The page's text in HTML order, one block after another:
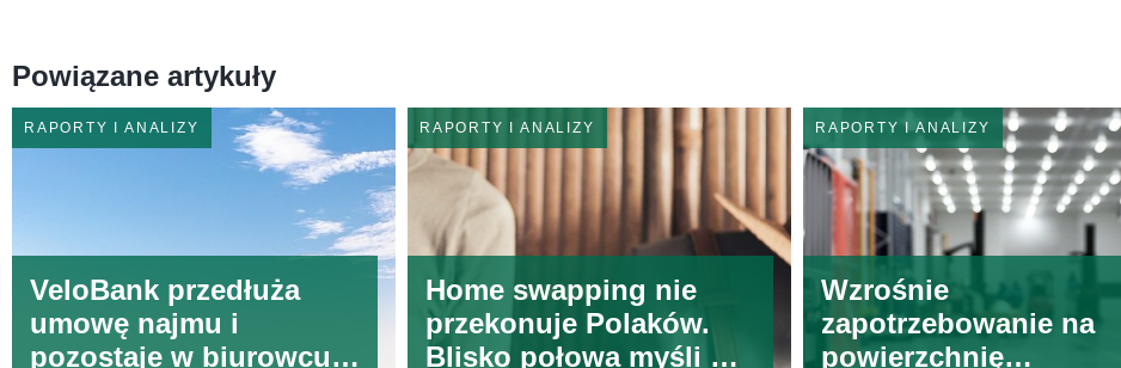
Powiązane artykuły
RAPORTY I ANALIZY
VeloBank przedłuża
umowę najmu i
pozostaje w biurowcu
RAPORTY I ANALIZY
Home swapping nie
przekonuje Polaków.
Blisko połowa myśli o
RAPORTY I ANALIZY
Wzrośnie
zapotrzebowanie na
powierzchnię